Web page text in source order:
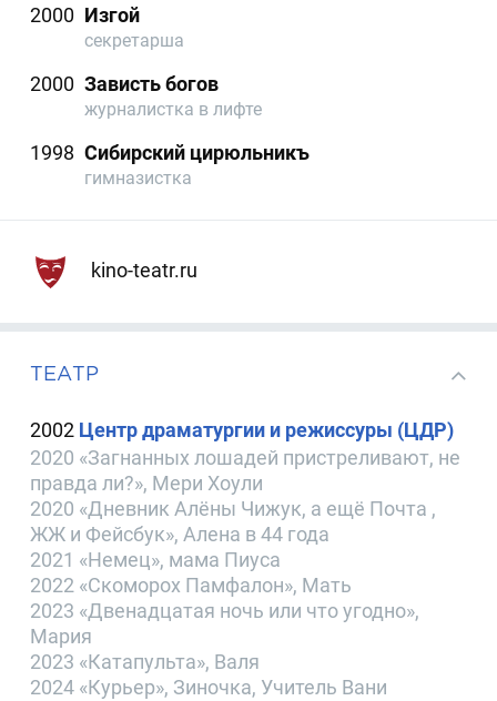
2000 Изгой
секретарша
2000 Зависть богов
журналистка в лифте
1998 Сибирский цирюльникъ
гимназистка
kino-teatr.ru
ТЕАТР
2002 Центр драматургии и режиссуры (ЦДР)
2020 «Загнанных лошадей пристреливают, не
правда ли?», Мери Хоули
2020 «Дневник Алёны Чижук, а ещё Почта ,
ЖЖ и Фейсбук», Алена в 44 года
2021 «Немец», мама Пиуса
2022 «Скоморох Памфалон», Мать
2023 «Двенадцатая ночь или что угодно»,
Мария
2023 «Катапульта», Валя
2024 «Курьер», Зиночка, Учитель Вани